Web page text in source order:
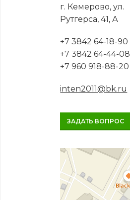
г. Кемерово, ул.
Рутгерса, 41, А
+7 3842 64-18-90
+7 3842 64-44-08
+7 960 918-88-20
inten2011@bk.ru
ЗАДАТЬ ВОПРОС